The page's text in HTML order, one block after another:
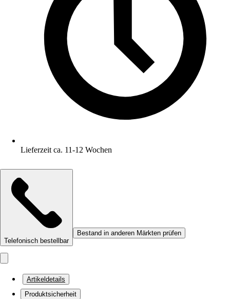
Lieferzeit ca. 11-12 Wochen
Telefonisch bestellbar
Bestand in anderen Märkten prüfen
Artikeldetails
Produktsicherheit